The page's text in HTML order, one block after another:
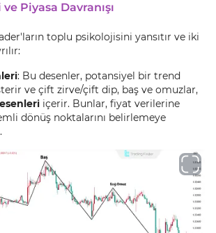
Piyasa Davranışı
toplu psikolojisini yansıtır ve iki
: Bu desenler, potansiyel bir trend
ve çift zirve/çift dip, baş ve omuzlar,
içerir. Bunlar, fiyat verilerine
dönüş noktalarını belirlemeye